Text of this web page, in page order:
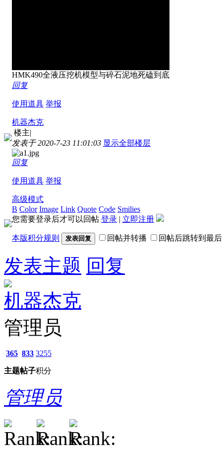
HMK490全液压挖机模型与碎石泥地死磕到底
回复
使用道具 举报
机器杰克
楼主|
发表于 2020-7-23 11:01:03 显示全部楼层
回复
使用道具 举报
高级模式
B Color Image Link Quote Code Smilies
您需要登录后才可以回帖 登录 | 立即注册
本版积分规则 发表回复 回帖并转播 回帖后跳转到最
发表主题 回复
机器杰克
管理员
365
主题
833
帖子
3255
积分
管理员